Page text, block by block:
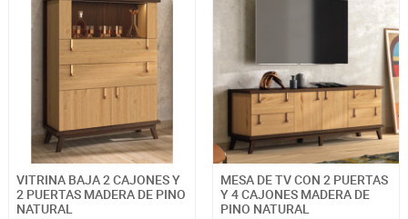
VITRINA BAJA 2 CAJONES Y
2 PUERTAS MADERA DE PINO
NATURAL
MESA DE TV CON 2 PUERTAS
Y 4 CAJONES MADERA DE
PINO NATURAL